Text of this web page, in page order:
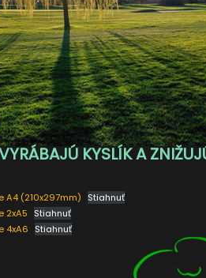
KYSLÍK A
A4 (210x297mm)
Stiahnuť
2xA5
Stiahnuť
4xA6
Stiahnuť